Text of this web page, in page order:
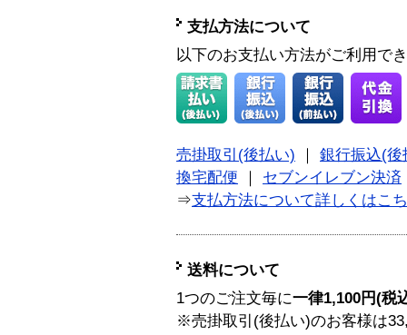
支払方法について
以下のお支払い方法がご利用で
売掛取引(後払い)
銀行振込(後
換宅配便
セブンイレブン決済
⇒支払方法について詳しくはこ
送料について
1つのご注文毎に一律1,100円(税
※売掛取引(後払い)のお客様は